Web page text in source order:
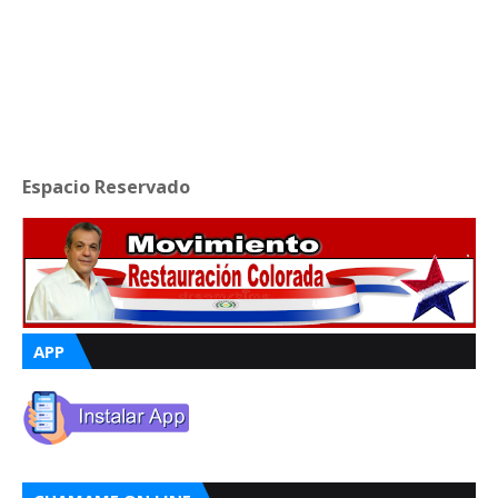
Espacio Reservado
APP